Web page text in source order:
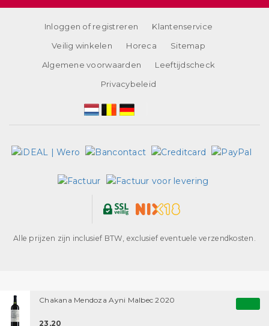
Chakana Mendoza Ayni Malbec 2020
23,20
Inloggen of registreren
Klantenservice
Veilig winkelen
Horeca
Sitemap
Algemene voorwaarden
Leeftijdscheck
Privacybeleid
Alle prijzen zijn inclusief BTW, exclusief eventuele verzendkosten.